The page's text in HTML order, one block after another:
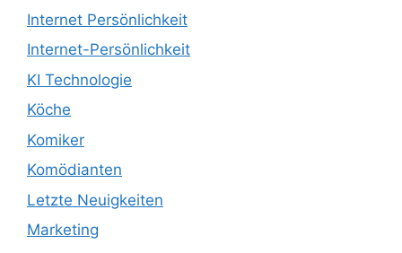
Internet Persönlichkeit
Internet-Persönlichkeit
KI Technologie
Köche
Komiker
Komödianten
Letzte Neuigkeiten
Marketing